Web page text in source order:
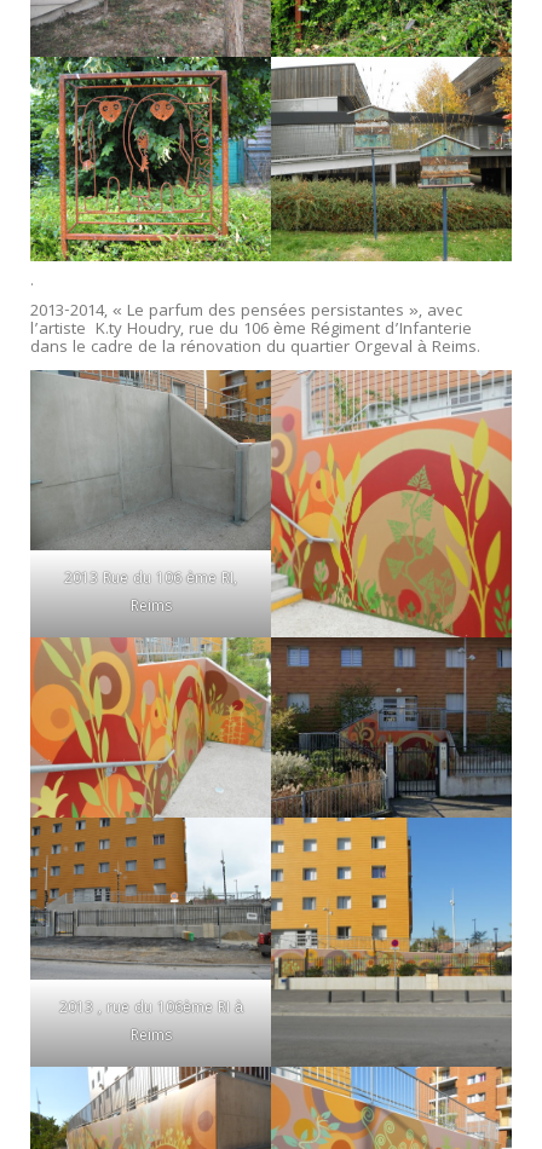
.
2013-2014, « Le parfum des pensées persistantes », avec
l’artiste K.ty Houdry, rue du 106 ème Régiment d’Infanterie
dans le cadre de la rénovation du quartier Orgeval à Reims.
2013 Rue du 106 ème RI,
Reims
2013 , rue du 106ème RI à
Reims